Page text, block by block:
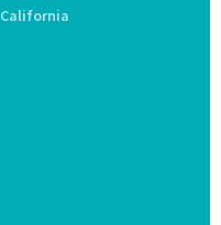
California